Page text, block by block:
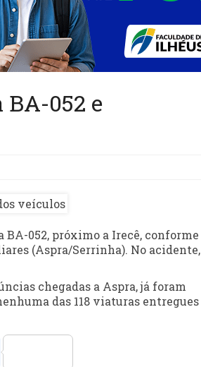
052 e
052, próximo a Irecê, conforme
(Aspra/Serrinha). No acidente,
chegadas a Aspra, já foram
das 118 viaturas entregues
Compartilhar